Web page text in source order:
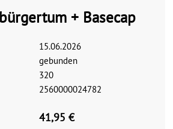
+ Basecap
15.06.2026
gebunden
320
2560000024782
41,95 €